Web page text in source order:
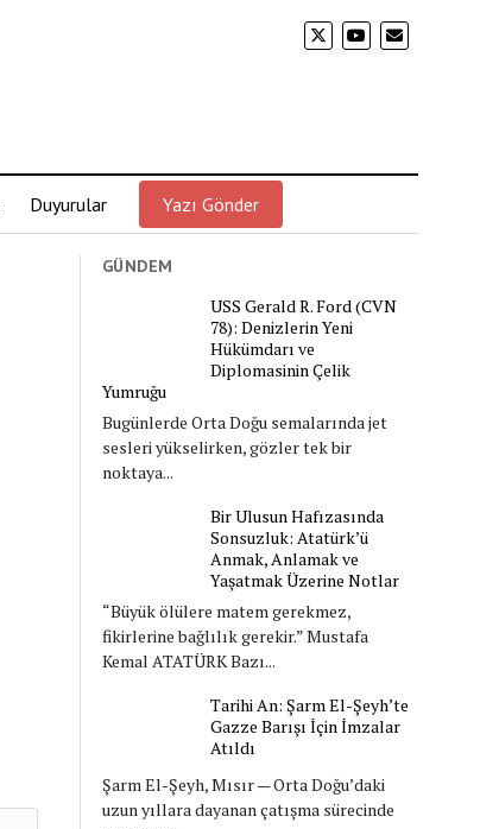
Duyurular Yazı Gönder
GÜNDEM
USS Gerald R. Ford (CVN
78): Denizlerin Yeni
Hükümdarı ve
Diplomasinin Çelik
Yumruğu
Bugünlerde Orta Doğu semalarında jet
sesleri yükselirken, gözler tek bir
noktaya...
Bir Ulusun Hafızasında
Sonsuzluk: Atatürk’ü
Anmak, Anlamak ve
Yaşatmak Üzerine Notlar
“Büyük ölülere matem gerekmez,
fikirlerine bağlılık gerekir.” Mustafa
Kemal ATATÜRK Bazı...
Tarihi An: Şarm El-Şeyh’te
Gazze Barışı İçin İmzalar
Atıldı
Şarm El-Şeyh, Mısır — Orta Doğu’daki
uzun yıllara dayanan çatışma sürecinde